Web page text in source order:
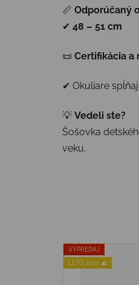
📏 Odporúčaný
✔ 48 – 51 cm
📜 Certifikácia a
✔ Okuliare
💡 Vedeli ste?
Šošovka
veku.
VÝPREDAJ
LETO 2026 🌊